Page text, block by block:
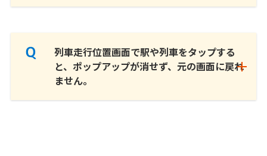
列車走行位置画面で駅や列車をタップする
と、ポップアップが消せず、元の画面に戻れ
ません。